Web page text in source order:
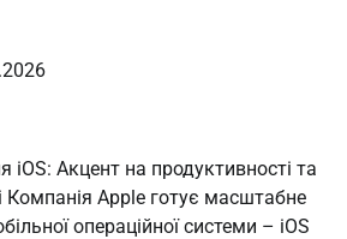
iOS: Акцент на продуктивності та
Компанія Apple готує масштабне
операційної системи – iOS